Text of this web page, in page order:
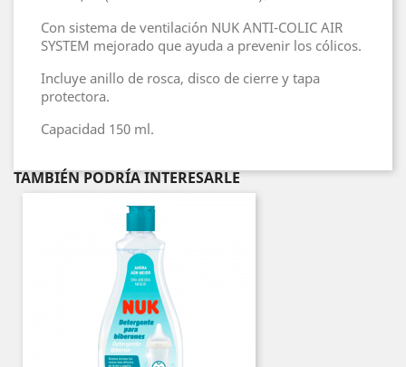
Con sistema de ventilación NUK ANTI-COLIC AIR
SYSTEM mejorado que ayuda a prevenir los cólicos.
Incluye anillo de rosca, disco de cierre y tapa
protectora.
Capacidad 150 ml.
TAMBIÉN PODRÍA INTERESARLE